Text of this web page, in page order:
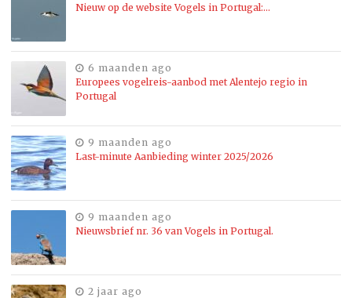
Nieuw op de website Vogels in Portugal:…
6 maanden ago
Europees vogelreis-aanbod met Alentejo regio in
Portugal
9 maanden ago
Last-minute Aanbieding winter 2025/2026
9 maanden ago
Nieuwsbrief nr. 36 van Vogels in Portugal.
2 jaar ago